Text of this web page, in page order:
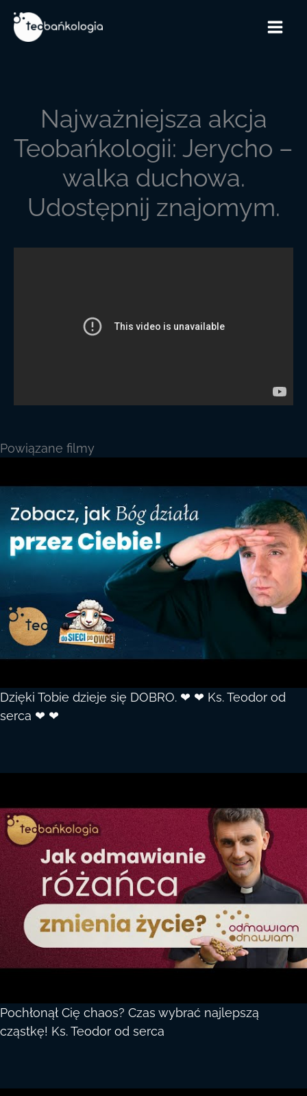
do
treści
Najważniejsza akcja
Teobańkologii: Jerycho –
walka duchowa.
Udostępnij znajomym.
Powiązane filmy
Dzięki Tobie dzieje się DOBRO. ❤ ❤ Ks. Teodor od
serca ❤ ❤
Pochłonął Cię chaos? Czas wybrać najlepszą
cząstkę! Ks. Teodor od serca